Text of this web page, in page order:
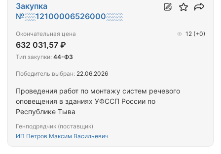
Проведения работ по монтажу систем речевого
оповещения в зданиях УФССП России по
Республике Тыва
Генподрядчик (поставщик)
ИП Петров Максим Васильевич
Закупка
№░░12100006526000░░░
Окончательная цена
632 031,57 ₽
12 (+0)
Тип закупки: 44-ФЗ
Победитель выбран: 22.06.2026